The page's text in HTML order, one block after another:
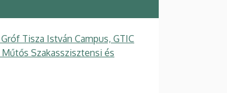
Tisza István Campus, GTIC
Szakasszisztensi és